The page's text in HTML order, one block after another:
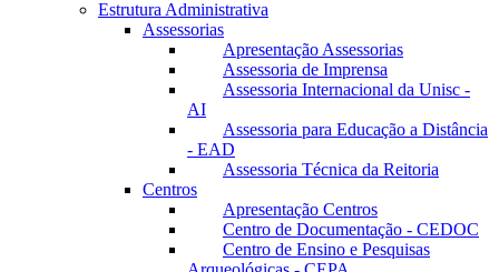
Estrutura Administrativa
Assessorias
Apresentação Assessorias
Assessoria de Imprensa
Assessoria Internacional da Unisc -
AI
Assessoria para Educação a Distância
- EAD
Assessoria Técnica da Reitoria
Centros
Apresentação Centros
Centro de Documentação - CEDOC
Centro de Ensino e Pesquisas